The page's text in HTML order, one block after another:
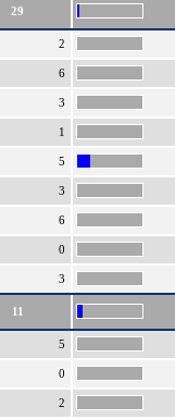
29
2
6
3
1
5
3
6
0
3
11
5
0
2